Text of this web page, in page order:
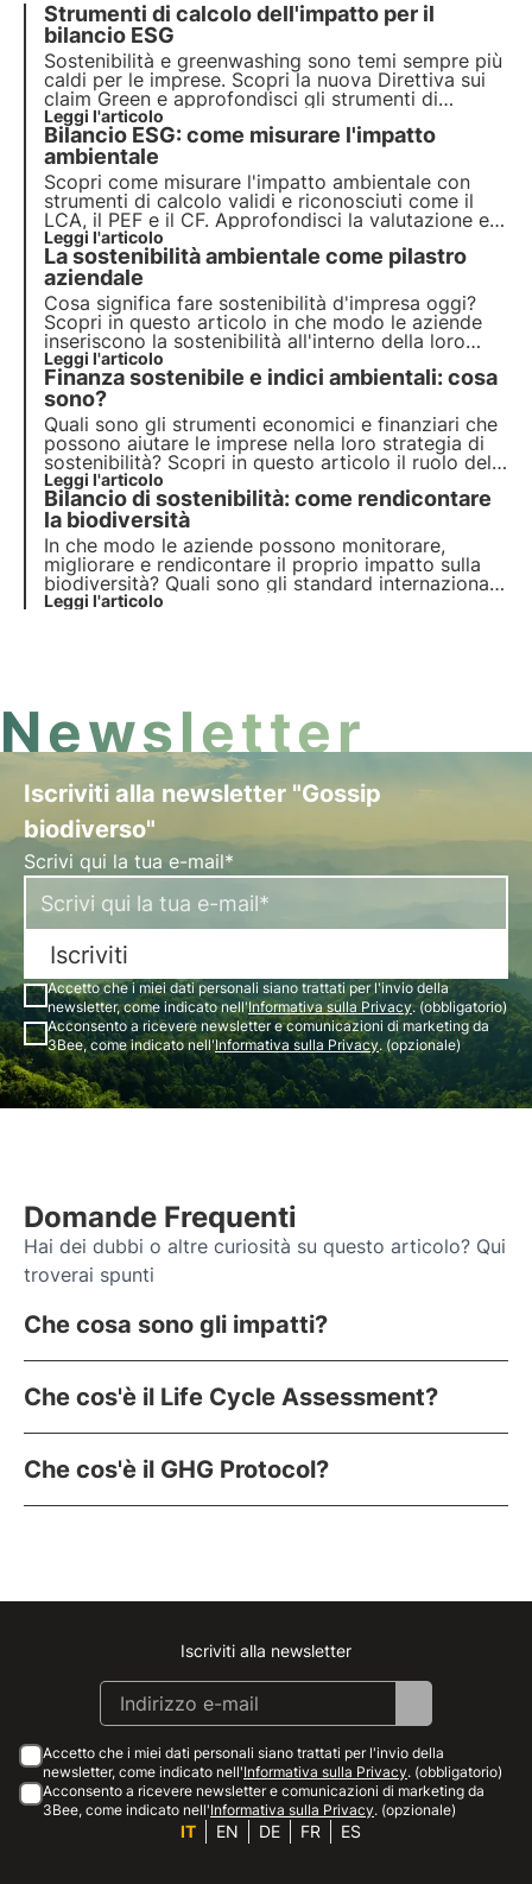
Strumenti di calcolo dell'impatto per il
bilancio ESG
Sostenibilità e greenwashing sono temi sempre più
caldi per le imprese. Scopri la nuova Direttiva sui
claim Green e approfondisci gli strumenti di
calcolo dell'impatto per il tuo report di
sostenibilità scaricando la guida pratica di 3Bee.
Leggi l'articolo
Bilancio ESG: come misurare l'impatto
ambientale
Scopri come misurare l'impatto ambientale con
strumenti di calcolo validi e riconosciuti come il
LCA, il PEF e il CF. Approfondisci la valutazione e
comunicazione efficace dell'impatto per il tuo
bilancio di sostenibilità ESG scaricando la nuova
guida pratica di 3Bee.
Leggi l'articolo
La sostenibilità ambientale come pilastro
aziendale
Cosa significa fare sostenibilità d'impresa oggi?
Scopri in questo articolo in che modo le aziende
inseriscono la sostenibilità all'interno della loro
strategia, dall'analisi di materialità al calcolo degli
impatti, e il loro ruolo nel raggiungimento degli
obiettivi dell'Agenda 2030.
Leggi l'articolo
Finanza sostenibile e indici ambientali: cosa
sono?
Quali sono gli strumenti economici e finanziari che
possono aiutare le imprese nella loro strategia di
sostenibilità? Scopri in questo articolo il ruolo della
finanza sostenibile. Approfondisci con le Pillole
dall'Oasi, la Digital Academy di 3Bee per i
Professionisti della Sostenibilità.
Leggi l'articolo
Bilancio di sostenibilità: come rendicontare
la biodiversità
In che modo le aziende possono monitorare,
migliorare e rendicontare il proprio impatto sulla
biodiversità? Quali sono gli standard internazionali
di riferimento? Approfondisci il tema in questo
Leggi l'articolo
Newsletter
Iscriviti alla newsletter "Gossip
biodiverso"
Scrivi qui la tua e-mail*
Iscriviti
Accetto che i miei dati personali siano trattati per l'invio della
newsletter, come indicato nell'Informativa sulla Privacy. (obbligatorio)
Acconsento a ricevere newsletter e comunicazioni di marketing da
3Bee, come indicato nell'Informativa sulla Privacy. (opzionale)
Domande Frequenti
Hai dei dubbi o altre curiosità su questo articolo? Qui
troverai spunti
Che cosa sono gli impatti?
Che cos'è il Life Cycle Assessment?
Che cos'è il GHG Protocol?
Instagram
Facebook
Linkedin
Youtube
Iscriviti alla newsletter
Accetto che i miei dati personali siano trattati per l'invio della
newsletter, come indicato nell'Informativa sulla Privacy. (obbligatorio)
Acconsento a ricevere newsletter e comunicazioni di marketing da
3Bee, come indicato nell'Informativa sulla Privacy. (opzionale)
IT EN DE FR ES